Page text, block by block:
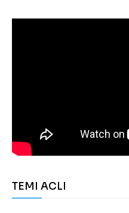
TEMI ACLI